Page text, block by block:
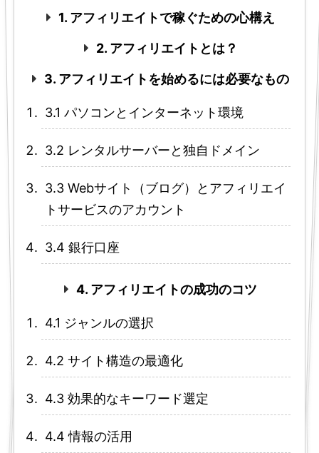
1. アフィリエイトで稼ぐための心構え
2. アフィリエイトとは？
3. アフィリエイトを始めるには必要なもの
3.1 パソコンとインターネット環境
3.2 レンタルサーバーと独自ドメイン
3.3 Webサイト（ブログ）とアフィリエイ
トサービスのアカウント
3.4 銀行口座
4. アフィリエイトの成功のコツ
4.1 ジャンルの選択
4.2 サイト構造の最適化
4.3 効果的なキーワード選定
4.4 情報の活用